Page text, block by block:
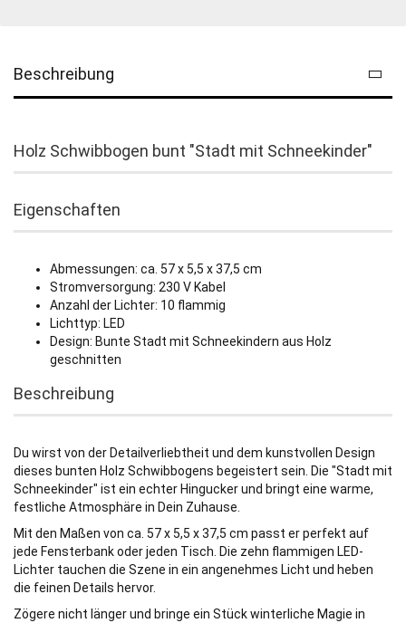
Beschreibung
Holz Schwibbogen bunt "Stadt mit Schneekinder"
Eigenschaften
Abmessungen: ca. 57 x 5,5 x 37,5 cm
Stromversorgung: 230 V Kabel
Anzahl der Lichter: 10 flammig
Lichttyp: LED
Design: Bunte Stadt mit Schneekindern aus Holz
geschnitten
Beschreibung
Du wirst von der Detailverliebtheit und dem kunstvollen Design
dieses bunten Holz Schwibbogens begeistert sein. Die "Stadt mit
Schneekinder" ist ein echter Hingucker und bringt eine warme,
festliche Atmosphäre in Dein Zuhause.
Mit den Maßen von ca. 57 x 5,5 x 37,5 cm passt er perfekt auf
jede Fensterbank oder jeden Tisch. Die zehn flammigen LED-
Lichter tauchen die Szene in ein angenehmes Licht und heben
die feinen Details hervor.
Zögere nicht länger und bringe ein Stück winterliche Magie in